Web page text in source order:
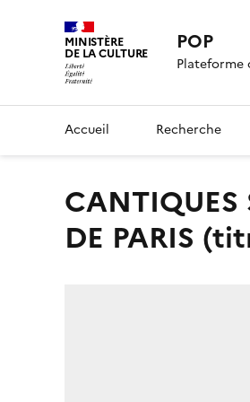
MINISTÈRE
DE LA CULTURE POP
Plateforme
Accueil Recherche
CANTIQUES SPIRITUELS / SAINTE GENEVIEVE / PATRONE
DE PARIS